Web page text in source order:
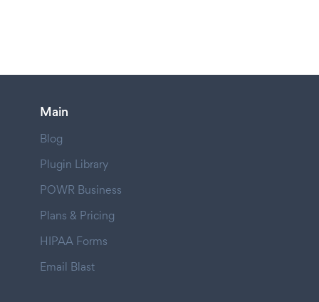
Main
Blog
Plugin Library
POWR Business
Plans & Pricing
HIPAA Forms
Email Blast